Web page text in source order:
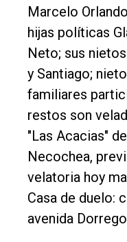
Marcelo
hijas políticas
Neto; sus
y Santiago;
familiares
restos son
"Las Acacias"
Necochea,
velatoria hoy
Casa de duelo:
avenida